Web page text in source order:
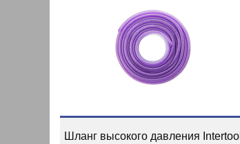
Шланг высокого давления Intertool